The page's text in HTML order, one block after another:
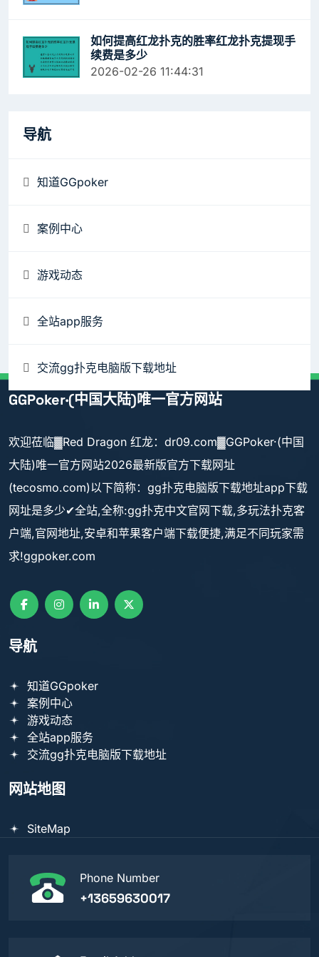
如何提高红龙扑克的胜率红龙扑克提现手
续费是多少
2026-02-26 11:44:31
导航
知道GGpoker
案例中心
游戏动态
全站app服务
交流gg扑克电脑版下载地址
GGPoker·(中国大陆)唯一官方网站
欢迎莅临▓Red Dragon 红龙：dr09.com▓GGPoker·(中国
大陆)唯一官方网站2026最新版官方下载网址
(tecosmo.com)以下简称：gg扑克电脑版下载地址app下载
网址是多少✔全站,全称:gg扑克中文官网下载,多玩法扑克客
户端,官网地址,安卓和苹果客户端下载便捷,满足不同玩家需
求!ggpoker.com
导航
知道GGpoker
案例中心
游戏动态
全站app服务
交流gg扑克电脑版下载地址
网站地图
SiteMap
Phone Number
+13659630017